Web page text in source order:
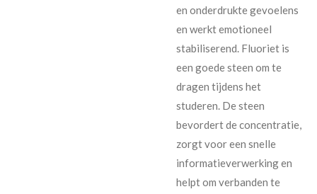
en onderdrukte gevoelens
en werkt emotioneel
stabiliserend. Fluoriet is
een goede steen om te
dragen tijdens het
studeren. De steen
bevordert de concentratie,
zorgt voor een snelle
informatieverwerking en
helpt om verbanden te